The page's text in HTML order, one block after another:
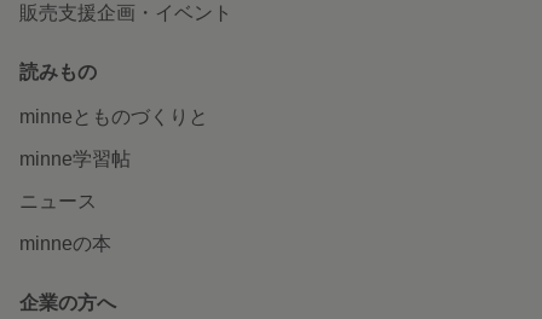
販売支援企画・イベント
読みもの
minneとものづくりと
minne学習帖
ニュース
minneの本
企業の方へ